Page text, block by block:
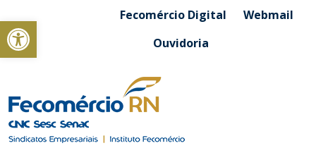
Abrir a barra de ferramentasFecomércio Digital
Webmail
Ouvidoria